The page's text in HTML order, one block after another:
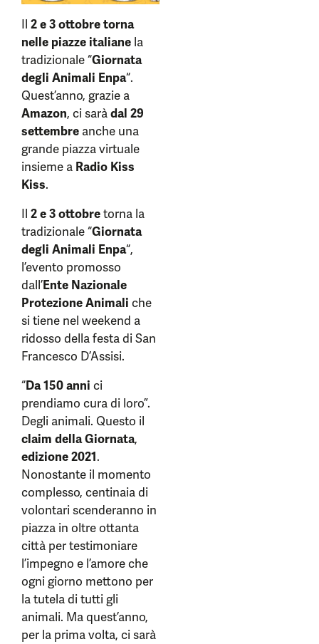
Il 2 e 3 ottobre torna
nelle piazze italiane la
tradizionale “Giornata
degli Animali Enpa“.
Quest’anno, grazie a
Amazon, ci saràdal 29
settembre anche una
grande piazza virtuale
insieme a Radio Kiss
Kiss.
Il 2 e 3 ottobretorna la
tradizionale “Giornata
degli Animali Enpa“,
l’evento promosso
dall’Ente Nazionale
ProtezioneAnimali che
si tiene nel weekend a
ridosso della festa di San
Francesco D’Assisi.
“Da 150 anni ci
prendiamo cura di loro”.
Degli animali. Questo il
claim della Giornata,
edizione 2021.
Nonostante il momento
complesso, centinaia di
volontari scenderanno in
piazza in oltre ottanta
città per testimoniare
l’impegno e l’amore che
ogni giorno mettono per
la tutela di tutti gli
animali. Ma quest’anno,
per la prima volta, ci sarà